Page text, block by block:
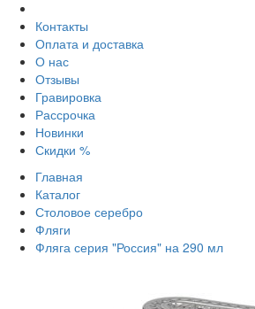
Контакты
Оплата и доставка
О нас
Отзывы
Гравировка
Рассрочка
Новинки
Скидки %
Главная
Каталог
Столовое серебро
Фляги
Фляга серия "Россия" на 290 мл